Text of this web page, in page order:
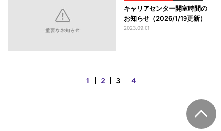
キャリアセンター開室時間の
お知らせ（2026/1/19更新）
2023.09.01
1 2 3 4